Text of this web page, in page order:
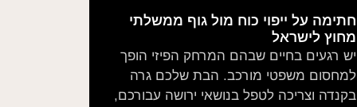
חתימה על ייפוי כוח מול גוף ממשלתי
מחוץ לישראל
יש רגעים בחיים שבהם המרחק הפיזי הופך
למחסום משפטי מורכב. הבת שלכם גרה
בקנדה וצריכה לטפל בנושאי ירושה עבורכם,